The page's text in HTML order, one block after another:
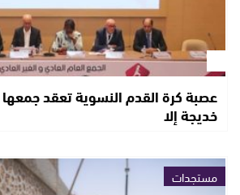
عصبة كرة القدم النسوية تعقد جمعها
خديجة إلا
مستجدات